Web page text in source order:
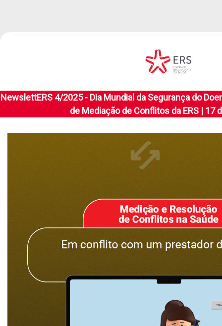
NewslettERS 4/2025 - Dia Mundial da Segurança do
de Mediação de Conflitos da ERS | 17